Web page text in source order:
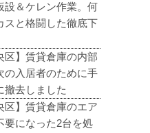
設＆ケレン作業。何
スと格闘した徹底下
区】賃貸倉庫の内部
の入居者のために手
撤去しました
区】賃貸倉庫のエア
要になった2台を処